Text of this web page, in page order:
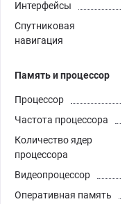
Интерфейсы
Спутниковая
навигация
Память и процессор
Процессор
Частота процессора
Количество ядер
процессора
Видеопроцессор
Оперативная память